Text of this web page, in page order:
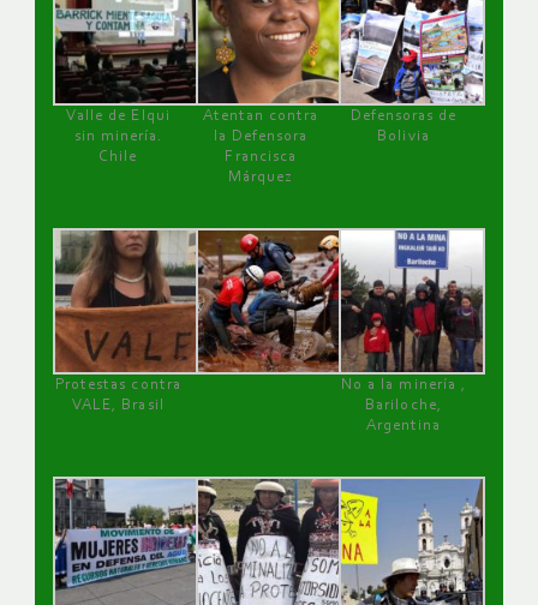
Valle de Elqui
sin minería.
Chile
Atentan contra
la Defensora
Francisca
Márquez
Defensoras de
Bolivia
Protestas contra
VALE, Brasil
No a la minería ,
Bariloche,
Argentina